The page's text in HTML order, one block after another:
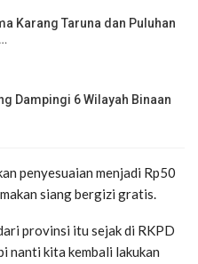
Karang Taruna dan Puluhan
Dampingi 6 Wilayah Binaan
penyesuaian menjadi Rp50
siang bergizi gratis.
provinsi itu sejak di RKPD
nanti kita kembali lakukan